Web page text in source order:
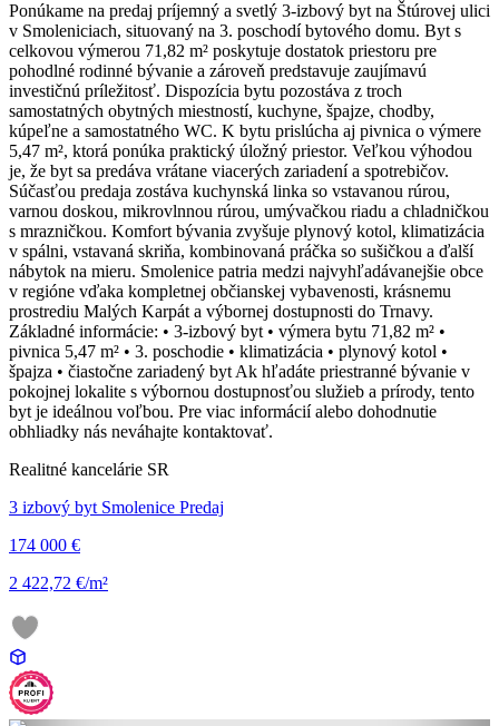
Ponúkame na predaj príjemný a svetlý 3-izbový byt na Štúrovej ulici
v Smoleniciach, situovaný na 3. poschodí bytového domu. Byt s
celkovou výmerou 71,82 m² poskytuje dostatok priestoru pre
pohodlné rodinné bývanie a zároveň predstavuje zaujímavú
investičnú príležitosť. Dispozícia bytu pozostáva z troch
samostatných obytných miestností, kuchyne, špajze, chodby,
kúpeľne a samostatného WC. K bytu prislúcha aj pivnica o výmere
5,47 m², ktorá ponúka praktický úložný priestor. Veľkou výhodou
je, že byt sa predáva vrátane viacerých zariadení a spotrebičov.
Súčasťou predaja zostáva kuchynská linka so vstavanou rúrou,
varnou doskou, mikrovlnnou rúrou, umývačkou riadu a chladničkou
s mrazničkou. Komfort bývania zvyšuje plynový kotol, klimatizácia
v spálni, vstavaná skriňa, kombinovaná práčka so sušičkou a ďalší
nábytok na mieru. Smolenice patria medzi najvyhľadávanejšie obce
v regióne vďaka kompletnej občianskej vybavenosti, krásnemu
prostrediu Malých Karpát a výbornej dostupnosti do Trnavy.
Základné informácie: • 3-izbový byt • výmera bytu 71,82 m² •
pivnica 5,47 m² • 3. poschodie • klimatizácia • plynový kotol •
špajza • čiastočne zariadený byt Ak hľadáte priestranné bývanie v
pokojnej lokalite s výbornou dostupnosťou služieb a prírody, tento
byt je ideálnou voľbou. Pre viac informácií alebo dohodnutie
obhliadky nás neváhajte kontaktovať.
Realitné kancelárie SR
3 izbový byt Smolenice Predaj
174 000 €
2 422,72 €/m²